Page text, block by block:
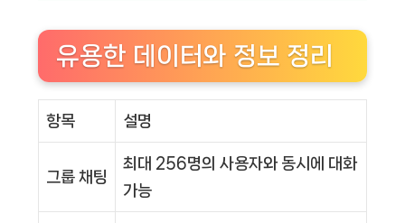
유용한 데이터와 정보 정리
항목 설명
그룹 채팅
최대 256명의 사용자와 동시에 대화
가능